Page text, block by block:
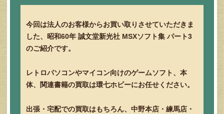
今回は法人のお客様からお買い取りさせていただきま
した、昭和60年 誠文堂新光社 MSXソフト集 パート3
のご紹介です。
レトロパソコンやマイコン向けのゲームソフト、本
体、関連書籍の買取は環七ホビーにお任せください。
出張・宅配での買取はもちろん、中野本店・練馬店・